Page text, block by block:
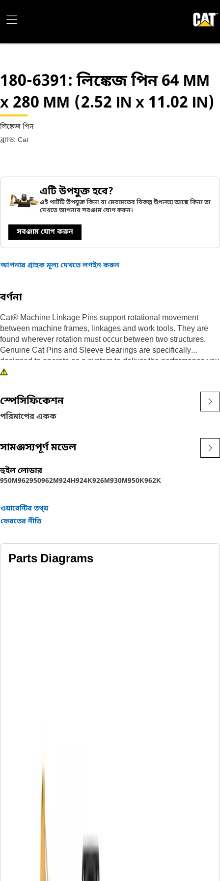
180-6391: লিঙ্কেজ পিন 64 MM
x 280 MM (2.52 IN x 11.02 IN)
লিঙ্কেজ পিন
ব্র্যান্ড: Cat
এটি উপযুক্ত হবে?
এই পার্টটি উপযুক্ত কিনা বা মেরামতের বিকল্প উপলভ্য আছে কিনা তা
দেখতে আপনার সরঞ্জাম যোগ করুন।
সরঞ্জাম যোগ করুন
আপনার গ্রাহক মূল্য দেখতে লগইন করুন
বর্ণনা
Cat® Machine Linkage Pins support rotational movement
between machine frames, linkages and work tools. They are
found wherever rotation must occur between two structures.
Genuine Cat Pins and Sleeve Bearings are specifically
designed to operate as a system to deliver the performance you
expect. Caterpillar design engineers match the right
treatments and finish to each part to enable them to work and
wear effectively with all the other neighboring and dependent
parts.
স্পেসিফিকেশন
পরিমাপের একক
সামঞ্জস্যপূর্ণ মডেল
হুইল লোডার
950M962950962M924H924K926M930M950K962K
ওয়ারেন্টির তথ্য়
ফেরতের নীতি
Parts Diagrams